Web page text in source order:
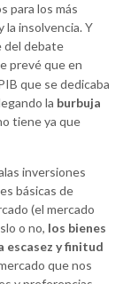
para los más
la insolvencia. Y
del debate
prevé que en
que se dedicaba
la burbuja
tiene ya que
inversiones
básicas de
(el mercado
o no, los bienes
escasez y finitud
que nos